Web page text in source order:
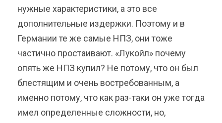
нужные характеристики, а это все
дополнительные издержки. Поэтому и в
Германии те же самые НПЗ, они тоже
частично простаивают. «Лукойл» почему
опять же НПЗ купил? Не потому, что он был
блестящим и очень востребованным, а
именно потому, что как раз-таки он уже тогда
имел определенные сложности, но,